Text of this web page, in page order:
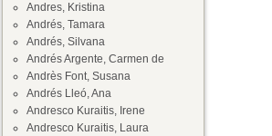
Andres, Kristina
Andrés, Tamara
Andrés, Silvana
Andrés Argente, Carmen de
Andrès Font, Susana
Andrés Lleó, Ana
Andresco Kuraitis, Irene
Andresco Kuraitis, Laura